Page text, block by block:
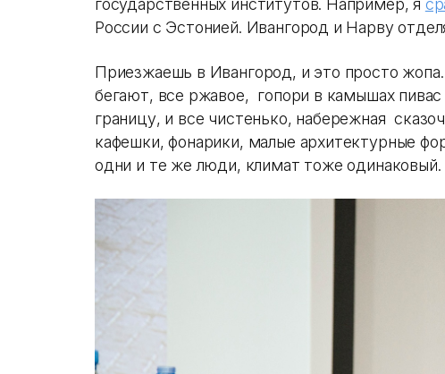
государственных институтов. Например, я
России с Эстонией. Ивангород и Нарву
Приезжаешь в Ивангород, и это просто
бегают, все ржавое, гопори в камышах
границу, и все чистенько, набережная
кафешки, фонарики, малые архитектурные
одни и те же люди, климат тоже одинаковый.